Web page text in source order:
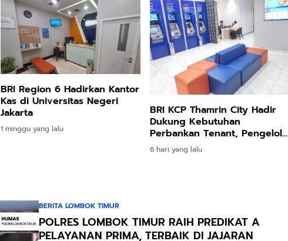
BRI Region 6 Hadirkan Kantor
Kas di Universitas Negeri
Jakarta
1 minggu yang lalu
BRI KCP Thamrin City Hadir
Dukung Kebutuhan
Perbankan Tenant, Pengelola,
dan Pengunjung Pusat
Perdagangan Jakarta Pusat
6 hari yang lalu
BERITA LOMBOK TIMUR
POLRES LOMBOK TIMUR RAIH PREDIKAT A
PELAYANAN PRIMA, TERBAIK DI JAJARAN